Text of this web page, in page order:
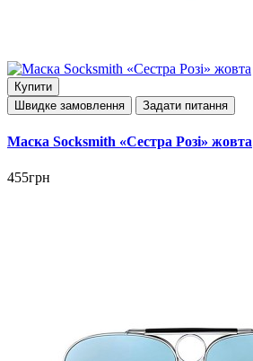
Купити
Швидке замовлення
Задати питання
Маска Socksmith «Сестра Розі» жовта
455грн